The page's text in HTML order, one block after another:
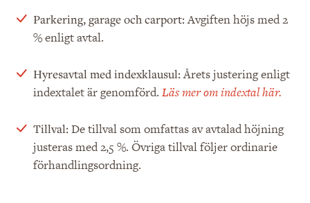
Parkering, garage och carport:Avgiften höjs med 2
% enligt avtal.
Hyresavtal med indexklausul:Årets justering enligt
indextalet är genomförd. Läs mer om indextal här.
Tillval: De tillval som omfattas av avtalad höjning
justeras med 2,5 %. Övriga tillval följer ordinarie
förhandlingsordning.